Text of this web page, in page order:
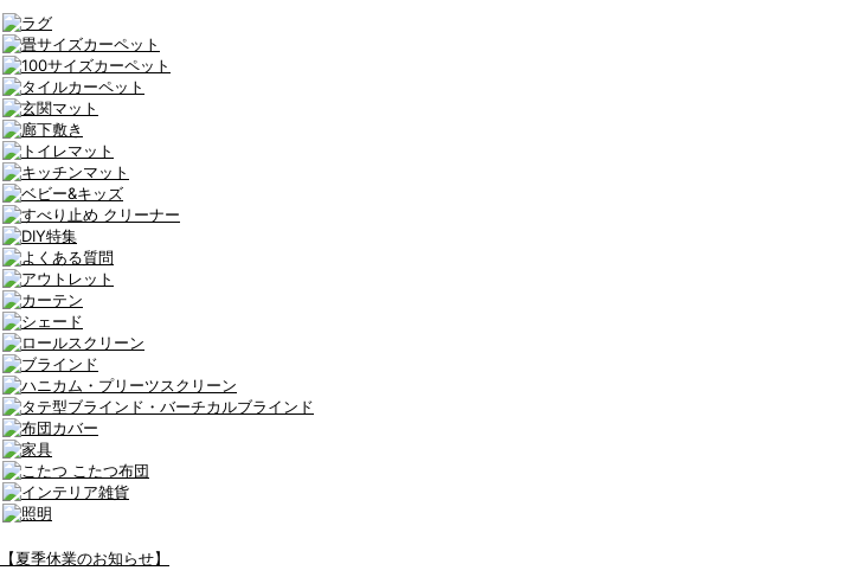
【夏季休業のお知らせ】